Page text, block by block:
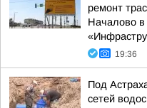
ремонт
Началово в
19:36
Под
сетей